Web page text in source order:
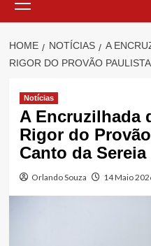
Menu
HOME NOTÍCIAS
A
RIGOR DO PROVÃO
Notícias
A Encruzilhada
Rigor do
Canto da Sereia
Orlando Souza 14 Maio